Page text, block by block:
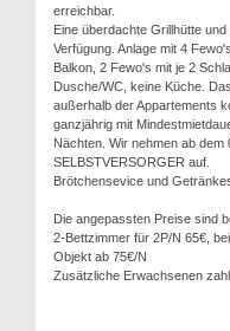
erreichbar.
Eine überdachte Grillhütte
Verfügung. Anlage mit 4
Balkon, 2 Fewo's mit je 2
Dusche/WC, keine Küche.
außerhalb der Appartements
ganzjährig mit
Nächten. Wir nehmen ab
SELBSTVERSORGER auf.
Brötchensevice und
Die angepassten Preise sind
2-Bettzimmer für 2P/N 65€,
Objekt ab 75€/N
Zusätzliche Erwachsenen